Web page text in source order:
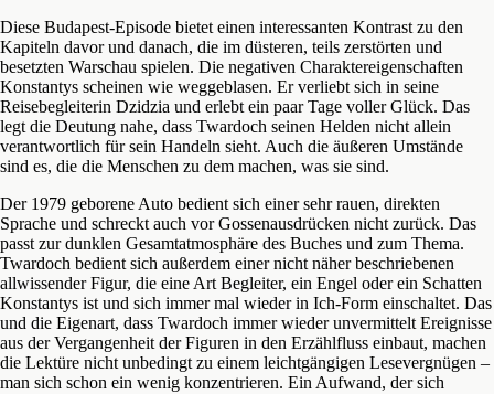
Diese Budapest-Episode bietet einen interessanten Kontrast zu den
Kapiteln davor und danach, die im düsteren, teils zerstörten und
besetzten Warschau spielen. Die negativen Charaktereigenschaften
Konstantys scheinen wie weggeblasen. Er verliebt sich in seine
Reisebegleiterin Dzidzia und erlebt ein paar Tage voller Glück. Das
legt die Deutung nahe, dass Twardoch seinen Helden nicht allein
verantwortlich für sein Handeln sieht. Auch die äußeren Umstände
sind es, die die Menschen zu dem machen, was sie sind.
Der 1979 geborene Auto bedient sich einer sehr rauen, direkten
Sprache und schreckt auch vor Gossenausdrücken nicht zurück. Das
passt zur dunklen Gesamtatmosphäre des Buches und zum Thema.
Twardoch bedient sich außerdem einer nicht näher beschriebenen
allwissender Figur, die eine Art Begleiter, ein Engel oder ein Schatten
Konstantys ist und sich immer mal wieder in Ich-Form einschaltet. Das
und die Eigenart, dass Twardoch immer wieder unvermittelt Ereignisse
aus der Vergangenheit der Figuren in den Erzählfluss einbaut, machen
die Lektüre nicht unbedingt zu einem leichtgängigen Lesevergnügen –
man sich schon ein wenig konzentrieren. Ein Aufwand, der sich